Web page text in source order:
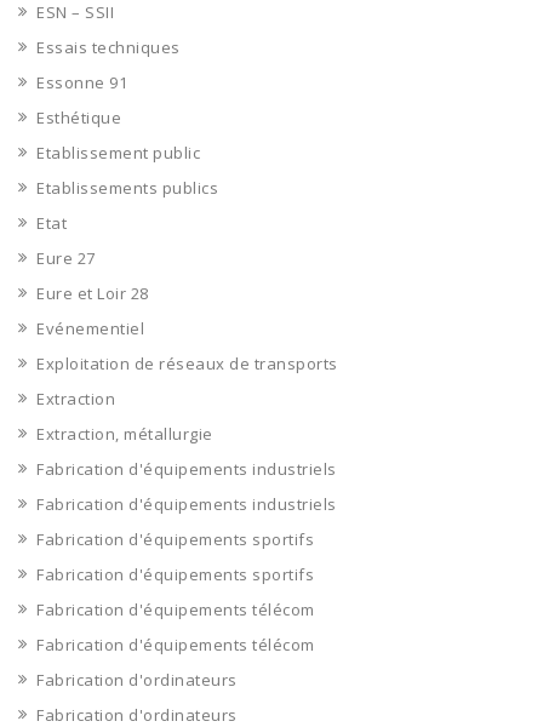
ESN – SSII
Essais techniques
Essonne 91
Esthétique
Etablissement public
Etablissements publics
Etat
Eure 27
Eure et Loir 28
Evénementiel
Exploitation de réseaux de transports
Extraction
Extraction, métallurgie
Fabrication d'équipements industriels
Fabrication d'équipements industriels
Fabrication d'équipements sportifs
Fabrication d'équipements sportifs
Fabrication d'équipements télécom
Fabrication d'équipements télécom
Fabrication d'ordinateurs
Fabrication d'ordinateurs